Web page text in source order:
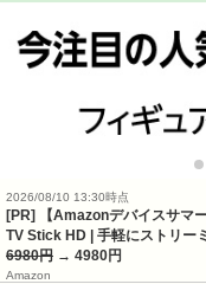
2026/08/10 13:30時点
[PR] 【Amazonデバイスサマ
TV Stick HD | 手軽にストリー
6980円 → 4980円
Amazon